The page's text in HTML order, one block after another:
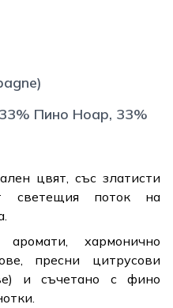
Пино Ноар, 33%
цвят, със златисти
светещия поток на
хармонично
пресни цитрусови
и съчетано с фино